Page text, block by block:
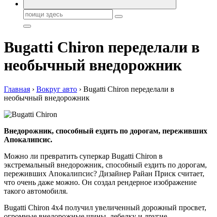
Поиск:
Bugatti Chiron переделали в
необычный внедорожник
Главная › Вокруг авто › Bugatti Chiron переделали в
необычный внедорожник
Внедорожник, способный ездить по дорогам, переживших
Апокалипсис.
Можно ли превратить суперкар Bugatti Chiron в
экстремальный внедорожник, способный ездить по дорогам,
переживших Апокалипсис? Дизайнер Райан Приск считает,
что очень даже можно. Он создал рендерное изображение
такого автомобиля.
Bugatti Chiron 4х4 получил увеличенный дорожный просвет,